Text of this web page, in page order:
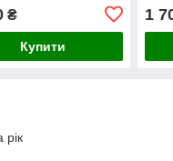
₴
Купити
1
рік